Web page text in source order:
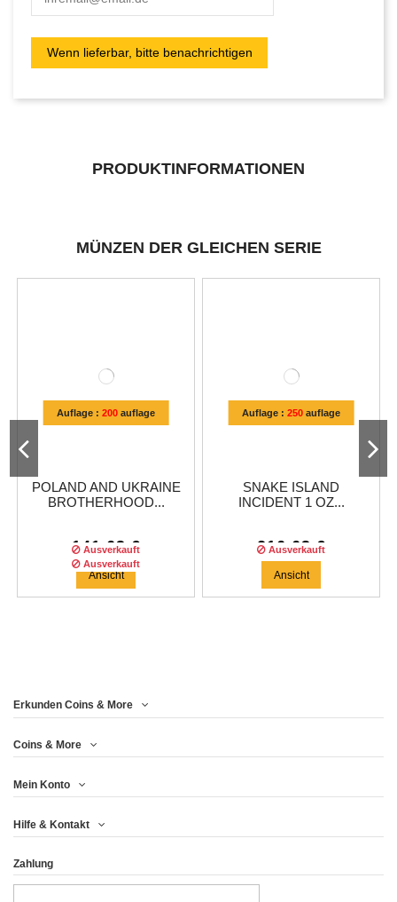
PRODUKTINFORMATIONEN
MÜNZEN DER GLEICHEN SERIE
Auflage : 200auflage
POLAND AND UKRAINE
BROTHERHOOD...
141,63 €
Ausverkauft
Ansicht
Auflage : 250auflage
SNAKE ISLAND
INCIDENT 1 OZ...
216,63 €
Ausverkauft
Ansicht
Auflage :
SPIRIT OF THE...
174,96 €
Ausverkauft
Erkunden Coins & More
Coins & More
Mein Konto
Hilfe & Kontakt
Zahlung